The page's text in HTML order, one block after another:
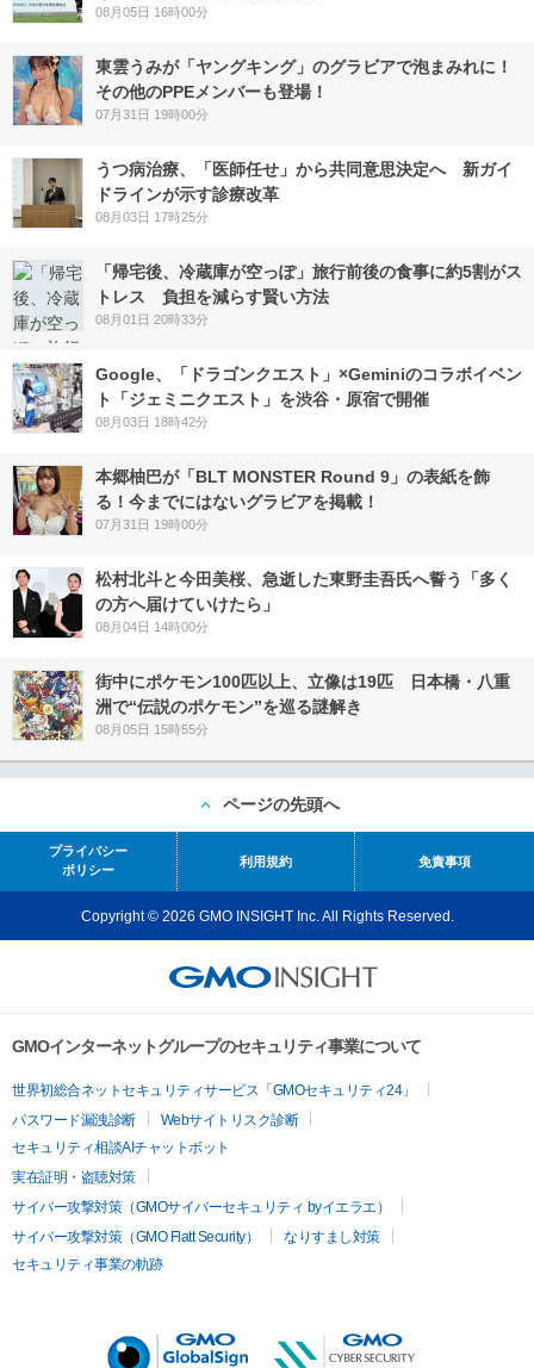
08月05日 16時00分
東雲うみが「ヤングキング」のグラビアで泡まみれに！
その他のPPEメンバーも登場！
07月31日 19時00分
うつ病治療、「医師任せ」から共同意思決定へ 新ガイ
ドラインが示す診療改革
08月03日 17時25分
「帰宅後、冷蔵庫が空っぽ」旅行前後の食事に約5割がス
トレス 負担を減らす賢い方法
08月01日 20時33分
Google、「ドラゴンクエスト」×Geminiのコラボイベン
ト「ジェミニクエスト」を渋谷・原宿で開催
08月03日 18時42分
本郷柚巴が「BLT MONSTER Round 9」の表紙を飾
る！今までにはないグラビアを掲載！
07月31日 19時00分
松村北斗と今田美桜、急逝した東野圭吾氏へ誓う「多く
の方へ届けていけたら」
08月04日 14時00分
街中にポケモン100匹以上、立像は19匹 日本橋・八重
洲で“伝説のポケモン”を巡る謎解き
08月05日 15時55分
ページの先頭へ
プライバシー
ポリシー
利用規約 免責事項
Copyright © 2026 GMO INSIGHT Inc. All Rights Reserved.
GMOインターネットグループのセキュリティ事業について
世界初総合ネットセキュリティサービス「GMOセキュリティ24」
パスワード漏洩診断
Webサイトリスク診断
セキュリティ相談AIチャットボット
実在証明・盗聴対策
サイバー攻撃対策（GMOサイバーセキュリティ byイエラエ）
サイバー攻撃対策（GMO Flatt Security）
なりすまし対策
セキュリティ事業の軌跡